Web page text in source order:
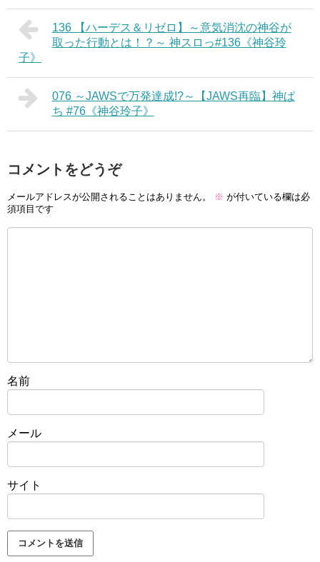
136 【ハーデス＆リゼロ】～意気消沈の神谷が
取った行動とは！？～ 神スロっ#136《神谷玲
子》
076 ～JAWSで万発達成!?～【JAWS再臨】神ぱ
ち #76《神谷玲子》
コメントをどうぞ
メールアドレスが公開されることはありません。 ※ が付いている欄は必
須項目です
名前
メール
サイト